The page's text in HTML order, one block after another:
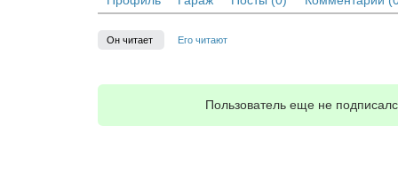
Он читает Его читают
Пользователь еще не